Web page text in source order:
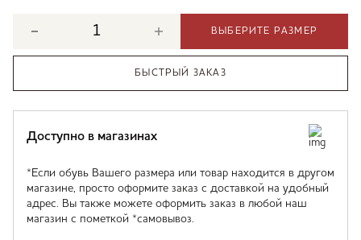
ВЫБЕРИТЕ РАЗМЕР
БЫСТРЫЙ ЗАКАЗ
Доступно в магазинах
*Если обувь Вашего размера или товар находится в другом
магазине, просто оформите заказ с доставкой на удобный
адрес. Вы также можете оформить заказ в любой наш
магазин с пометкой *самовывоз.